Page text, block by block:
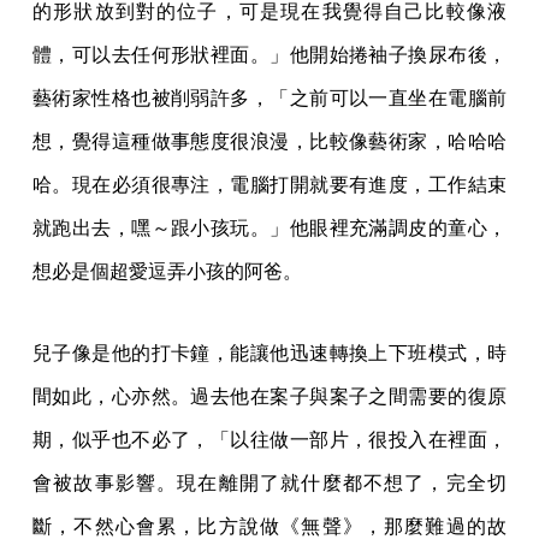
的形狀放到對的位子，可是現在我覺得自己比較像液
體，可以去任何形狀裡面。」他開始捲袖子換尿布後，
藝術家性格也被削弱許多，「之前可以一直坐在電腦前
想，覺得這種做事態度很浪漫，比較像藝術家，哈哈哈
哈。現在必須很專注，電腦打開就要有進度，工作結束
就跑出去，嘿～跟小孩玩。」他眼裡充滿調皮的童心，
想必是個超愛逗弄小孩的阿爸。
兒子像是他的打卡鐘，能讓他迅速轉換上下班模式，時
間如此，心亦然。過去他在案子與案子之間需要的復原
期，似乎也不必了，「以往做一部片，很投入在裡面，
會被故事影響。現在離開了就什麼都不想了，完全切
斷，不然心會累，比方說做《無聲》，那麼難過的故